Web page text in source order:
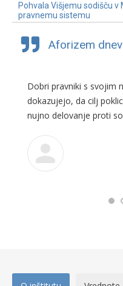
Pohvala Višjemu sodišču
pravnemu sistemu
3. 7. 2019
Aforizem
Dobri pravniki s svojim
dokazujejo, da cilj
nujno delovanje proti